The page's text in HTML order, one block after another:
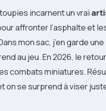
incarnent un vrai
affronter l’asphalte et
mon sac, j’en garde
au jeu. En 2026, le
combats miniatures.
on se surprend à viser